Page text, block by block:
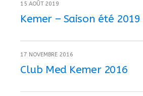
15 AOÛT 2019
Kemer – Saison été 2019
17 NOVEMBRE 2016
Club Med Kemer 2016